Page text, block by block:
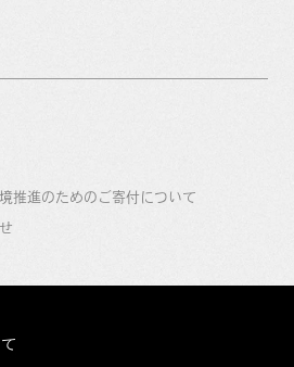
推進のためのご寄付について